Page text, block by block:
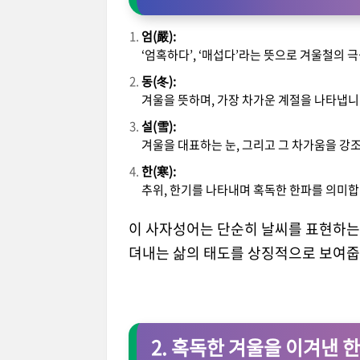
엄(嚴):
‘엄혹하다’, ‘매섭다’라는 뜻으로 겨울철의
동(冬):
겨울을 뜻하며, 가장 차가운 계절을 나타냅
설(雪):
겨울을 대표하는 눈, 그리고 그 차가움을 강
한(寒):
추위, 한기를 나타내며 혹독한 한파를 의미
이 사자성어는 단순히 날씨를 표현하
뎌내는 삶의 태도를 상징적으로 보여
2. 혹독한 겨울을 이겨낸